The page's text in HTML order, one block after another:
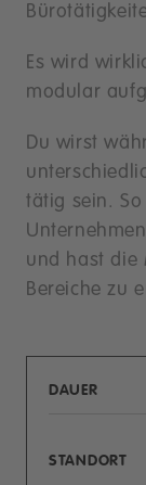
Es wird
modular
Du wirst
tätig sein.
und hast die
Bereiche zu
DAUER
STANDORT